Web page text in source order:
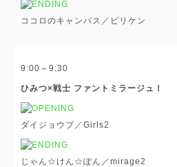
ココロのキャンバス／ビリケン
9:00～9:30
ひみつ×戦士 ファントミラージュ！
ダイジョウブ／Girls2
じゃん☆けん☆ぽん／mirage2